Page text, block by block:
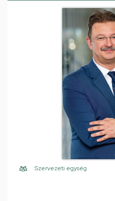
Szervezeti egység